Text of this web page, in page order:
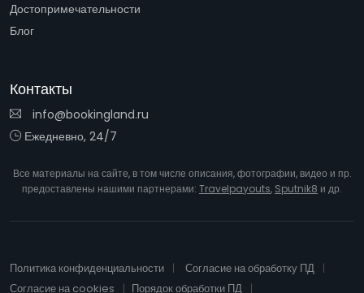
Достопримечательности
Блог
Контакты
info@bookingland.ru
Ежедневно, 24/7
Все материалы на сайте, в том числе описания, фотографии, видео и пр.
предоставлены нашими партнерами: Travelpayouts, Sputnik8 и др.
Политика конфиденциальности
Согласие на обработку ПД
Согласие на cookies
Порядок обработки ПД